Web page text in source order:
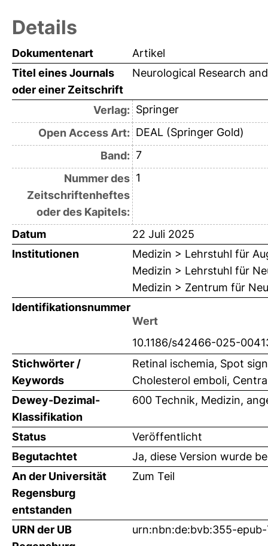
Details
Dokumentenart
Artikel
Titel eines Journals
oder einer Zeitschrift
Neurological Research
Verlag: Springer
Open Access Art: DEAL (Springer Gold)
Band: 7
Nummer des
Zeitschriftenheftes
oder des Kapitels:
1
Datum
22 Juli 2025
Institutionen
Medizin > Lehrstuhl für
Medizin > Lehrstuhl für
Medizin > Zentrum für
Identifikationsnummer
Wert
10.1186/s42466-025-
Stichwörter /
Keywords
Retinal ischemia, Spot
Cholesterol emboli,
Dewey-Dezimal-
Klassifikation
600 Technik, Medizin,
Status
Veröffentlicht
Begutachtet
Ja, diese Version wurde
An der Universität
Regensburg
entstanden
Zum Teil
URN der UB
urn:nbn:de:bvb:355-